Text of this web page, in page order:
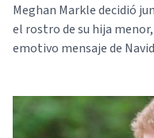
Meghan Markle decidió
el rostro de su hija
emotivo mensaje de